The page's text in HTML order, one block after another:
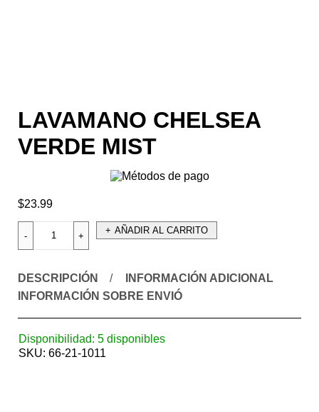
LAVAMANO CHELSEA
VERDE MIST
$23.99
AÑADIR AL CARRITO
DESCRIPCIÓN
INFORMACIÓN ADICIONAL
INFORMACIÓN SOBRE ENVIÓ
Disponibilidad: 5 disponibles
SKU: 66-21-1011